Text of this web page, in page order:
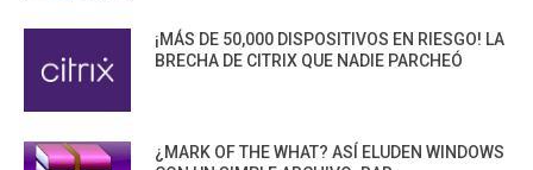
¡MÁS DE 50,000 DISPOSITIVOS EN RIESGO! LA
BRECHA DE CITRIX QUE NADIE PARCHEÓ
¿MARK OF THE WHAT? ASÍ ELUDEN WINDOWS